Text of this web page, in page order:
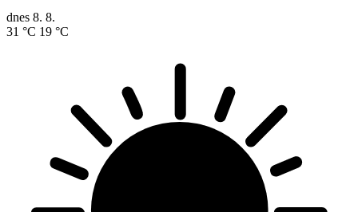
dnes 8. 8.
31 °C 19 °C